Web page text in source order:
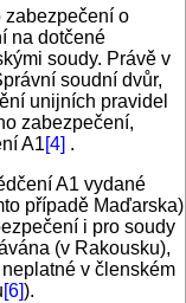
zabezpečení o
na dotčené
soudy. Právě v
soudní dvůr,
unijních pravidel
zabezpečení,
A1[4] .
A1 vydané
případě Maďarska)
i pro soudy
(v Rakousku),
v členském
[6]).